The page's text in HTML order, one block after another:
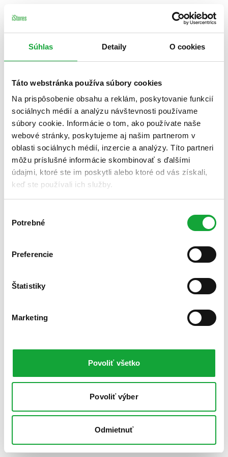
Súhlas Detaily O cookies
Táto webstránka používa súbory cookies
Na prispôsobenie obsahu a reklám, poskytovanie funkcií
sociálnych médií a analýzu návštevnosti používame
súbory cookie. Informácie o tom, ako používate naše
webové stránky, poskytujeme aj našim partnerom v
oblasti sociálnych médií, inzercie a analýzy. Títo partneri
môžu príslušné informácie skombinovať s ďalšími
údajmi, ktoré ste im poskytli alebo ktoré od vás získali,
keď ste používali ich služby.
súhlasu
Potrebné
Preferencie
Štatistiky
Marketing
Povoliť všetko
Povoliť výber
Odmietnuť